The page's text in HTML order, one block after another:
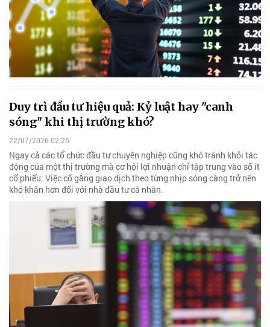
Duy trì đầu tư hiệu quả: Kỷ luật hay "canh
sóng" khi thị trường khó?
22/07/2026 02:25
Ngay cả các tổ chức đầu tư chuyên nghiệp cũng khó tránh khỏi tác
động của một thị trường mà cơ hội lợi nhuận chỉ tập trung vào số ít
cổ phiếu. Việc cố gắng giao dịch theo từng nhịp sóng càng trở nên
khó khăn hơn đối với nhà đầu tư cá nhân.